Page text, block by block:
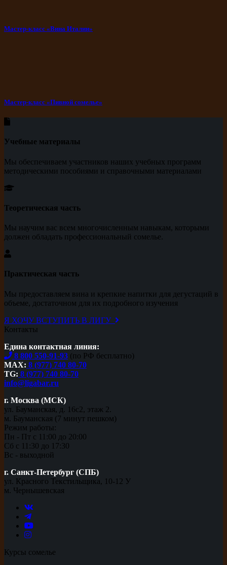
Мастер-класс «Вина Италии»
Мастер-класс «Пивной сомелье»
Учебные материалы
Мы обеспечиваем участников наших учебных программ
методическими пособиями и справочными материалами
Теоретическая часть
Мы научим вас всем многочисленным навыкам, которыми
должен обладать профессиональный сомелье.
Практическая часть
Мы предоставляем вина и крепкие напитки для дегустаций в
объеме, достаточном для их подробного изучения
Я ХОЧУ ВСТУПИТЬ В ЛИГУ
Контакты
Едина контактная линия:
8 800 550-91-93 (по РФ бесплатно)
MAX: 8 (977) 740 80-70
TG: 8 (977) 740 80-70
info@ligabar.ru
г. Москва (МСК)
ул. Бауманская, д. 16с2, этаж 2.
м. Бауманская (7 минут пешком)
Режим работы:
Пн - Пт с 11:00 до 20:00
Сб с 11:30 до 17:30
Вс - выходной
г. Санкт-Петербург (СПБ)
ул. Красного Текстильщика, 10-12 У
м. Чернышевская
Курсы сомелье